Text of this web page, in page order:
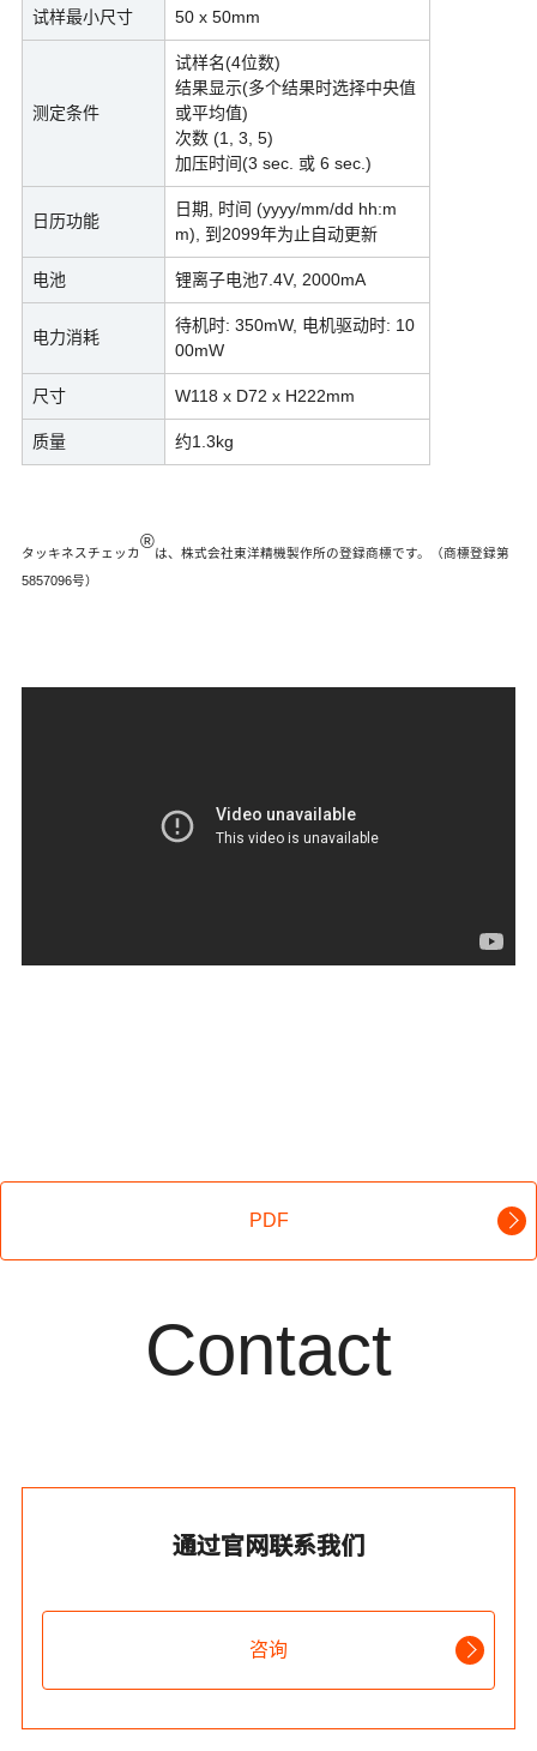
试样最小尺寸 50 x 50mm
测定条件
试样名(4位数)
结果显示(多个结果时选择中央值
或平均值)
次数 (1, 3, 5)
加压时间(3 sec. 或 6 sec.)
日历功能
日期, 时间 (yyyy/mm/dd hh:m
m), 到2099年为止自动更新
电池 锂离子电池7.4V, 2000mA
电力消耗
待机时: 350mW, 电机驱动时: 10
00mW
尺寸 W118 x D72 x H222mm
质量 约1.3kg
タッキネスチェッカ
®
は、株式会社東洋精機製作所の登録商標です。（商標登録第
5857096号）
PDF
Contact
通过官网联系我们
咨询